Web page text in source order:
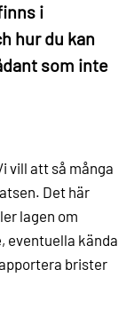
i
hur du kan
som inte
vill att så många
Det här
lagen om
eventuella kända
brister